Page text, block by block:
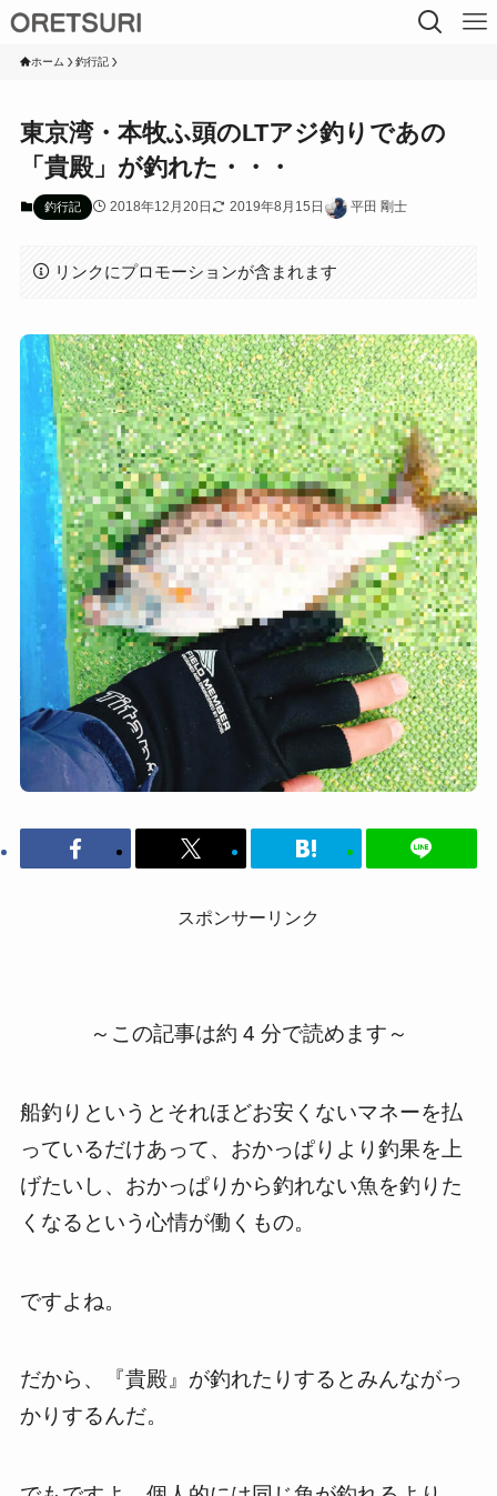
ホーム 釣行記
東京湾・本牧ふ頭のLTアジ釣りであの
「貴殿」が釣れた・・・
釣行記 2018年12月20日 2019年8月15日 平田 剛士
リンクにプロモーションが含まれます
スポンサーリンク
～この記事は約 4 分で読めます～
船釣りというとそれほどお安くないマネーを払
っているだけあって、おかっぱりより釣果を上
げたいし、おかっぱりから釣れない魚を釣りた
くなるという心情が働くもの。
ですよね。
だから、『貴殿』が釣れたりするとみんながっ
かりするんだ。